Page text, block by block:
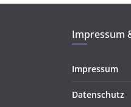
Impressum
Impressum
Datenschutz